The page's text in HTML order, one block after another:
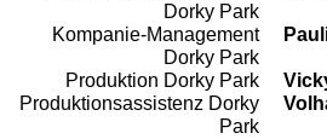
Dorky Park
Kompanie-Management
Dorky Park
Produktion Dorky Park
Produktionsassistenz Dorky
Park